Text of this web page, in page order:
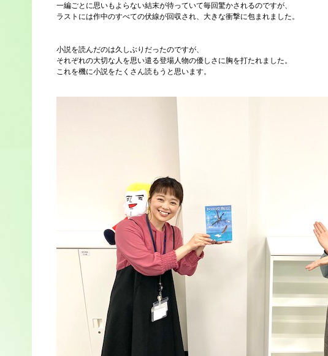
一編ごとに思いもよらない結末が待っていて毎回驚かされるのですが、
ラストには作中のすべての伏線が回収され、大きな衝撃に包まれました。
小説を読んだのは久しぶりだったのですが、
それぞれの大切な人を思い遣る登場人物の優しさに胸を打たれました。
これを機に小説をたくさん読もうと思います。